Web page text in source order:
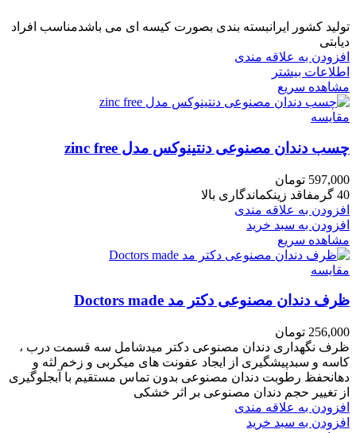
تولید کشور ایرانبسته بندی بصورت کیسه ای می باشدمناسب افراد
دیابتی
افزودن به علاقه مندی
اطلاعات بیشتر
مشاهده سریع
مقایسه
چسب دندان مصنوعی دنتینوکس مدل zinc free
597,000 تومان
40 گرمفاقد زینکماندگاری بالا
افزودن به علاقه مندی
افزودن به سبد خرید
مشاهده سریع
مقایسه
ظرف دندان مصنوعی دکتر مد Doctors made
256,000 تومان
ظرف نگهداری دندان مصنوعی دکتر میدشامل سه قسمت درب ،
کاسه و سبدپیشگیری از ایجاد عفونت های میکربی و زخم لثه و
دهانحفظ رطوبت دندان مصنوعی بدون تماس مستقیم با آبجلوگیری
از تغییر حجم دندان مصنوعی بر اثر خشکی
افزودن به علاقه مندی
افزودن به سبد خرید